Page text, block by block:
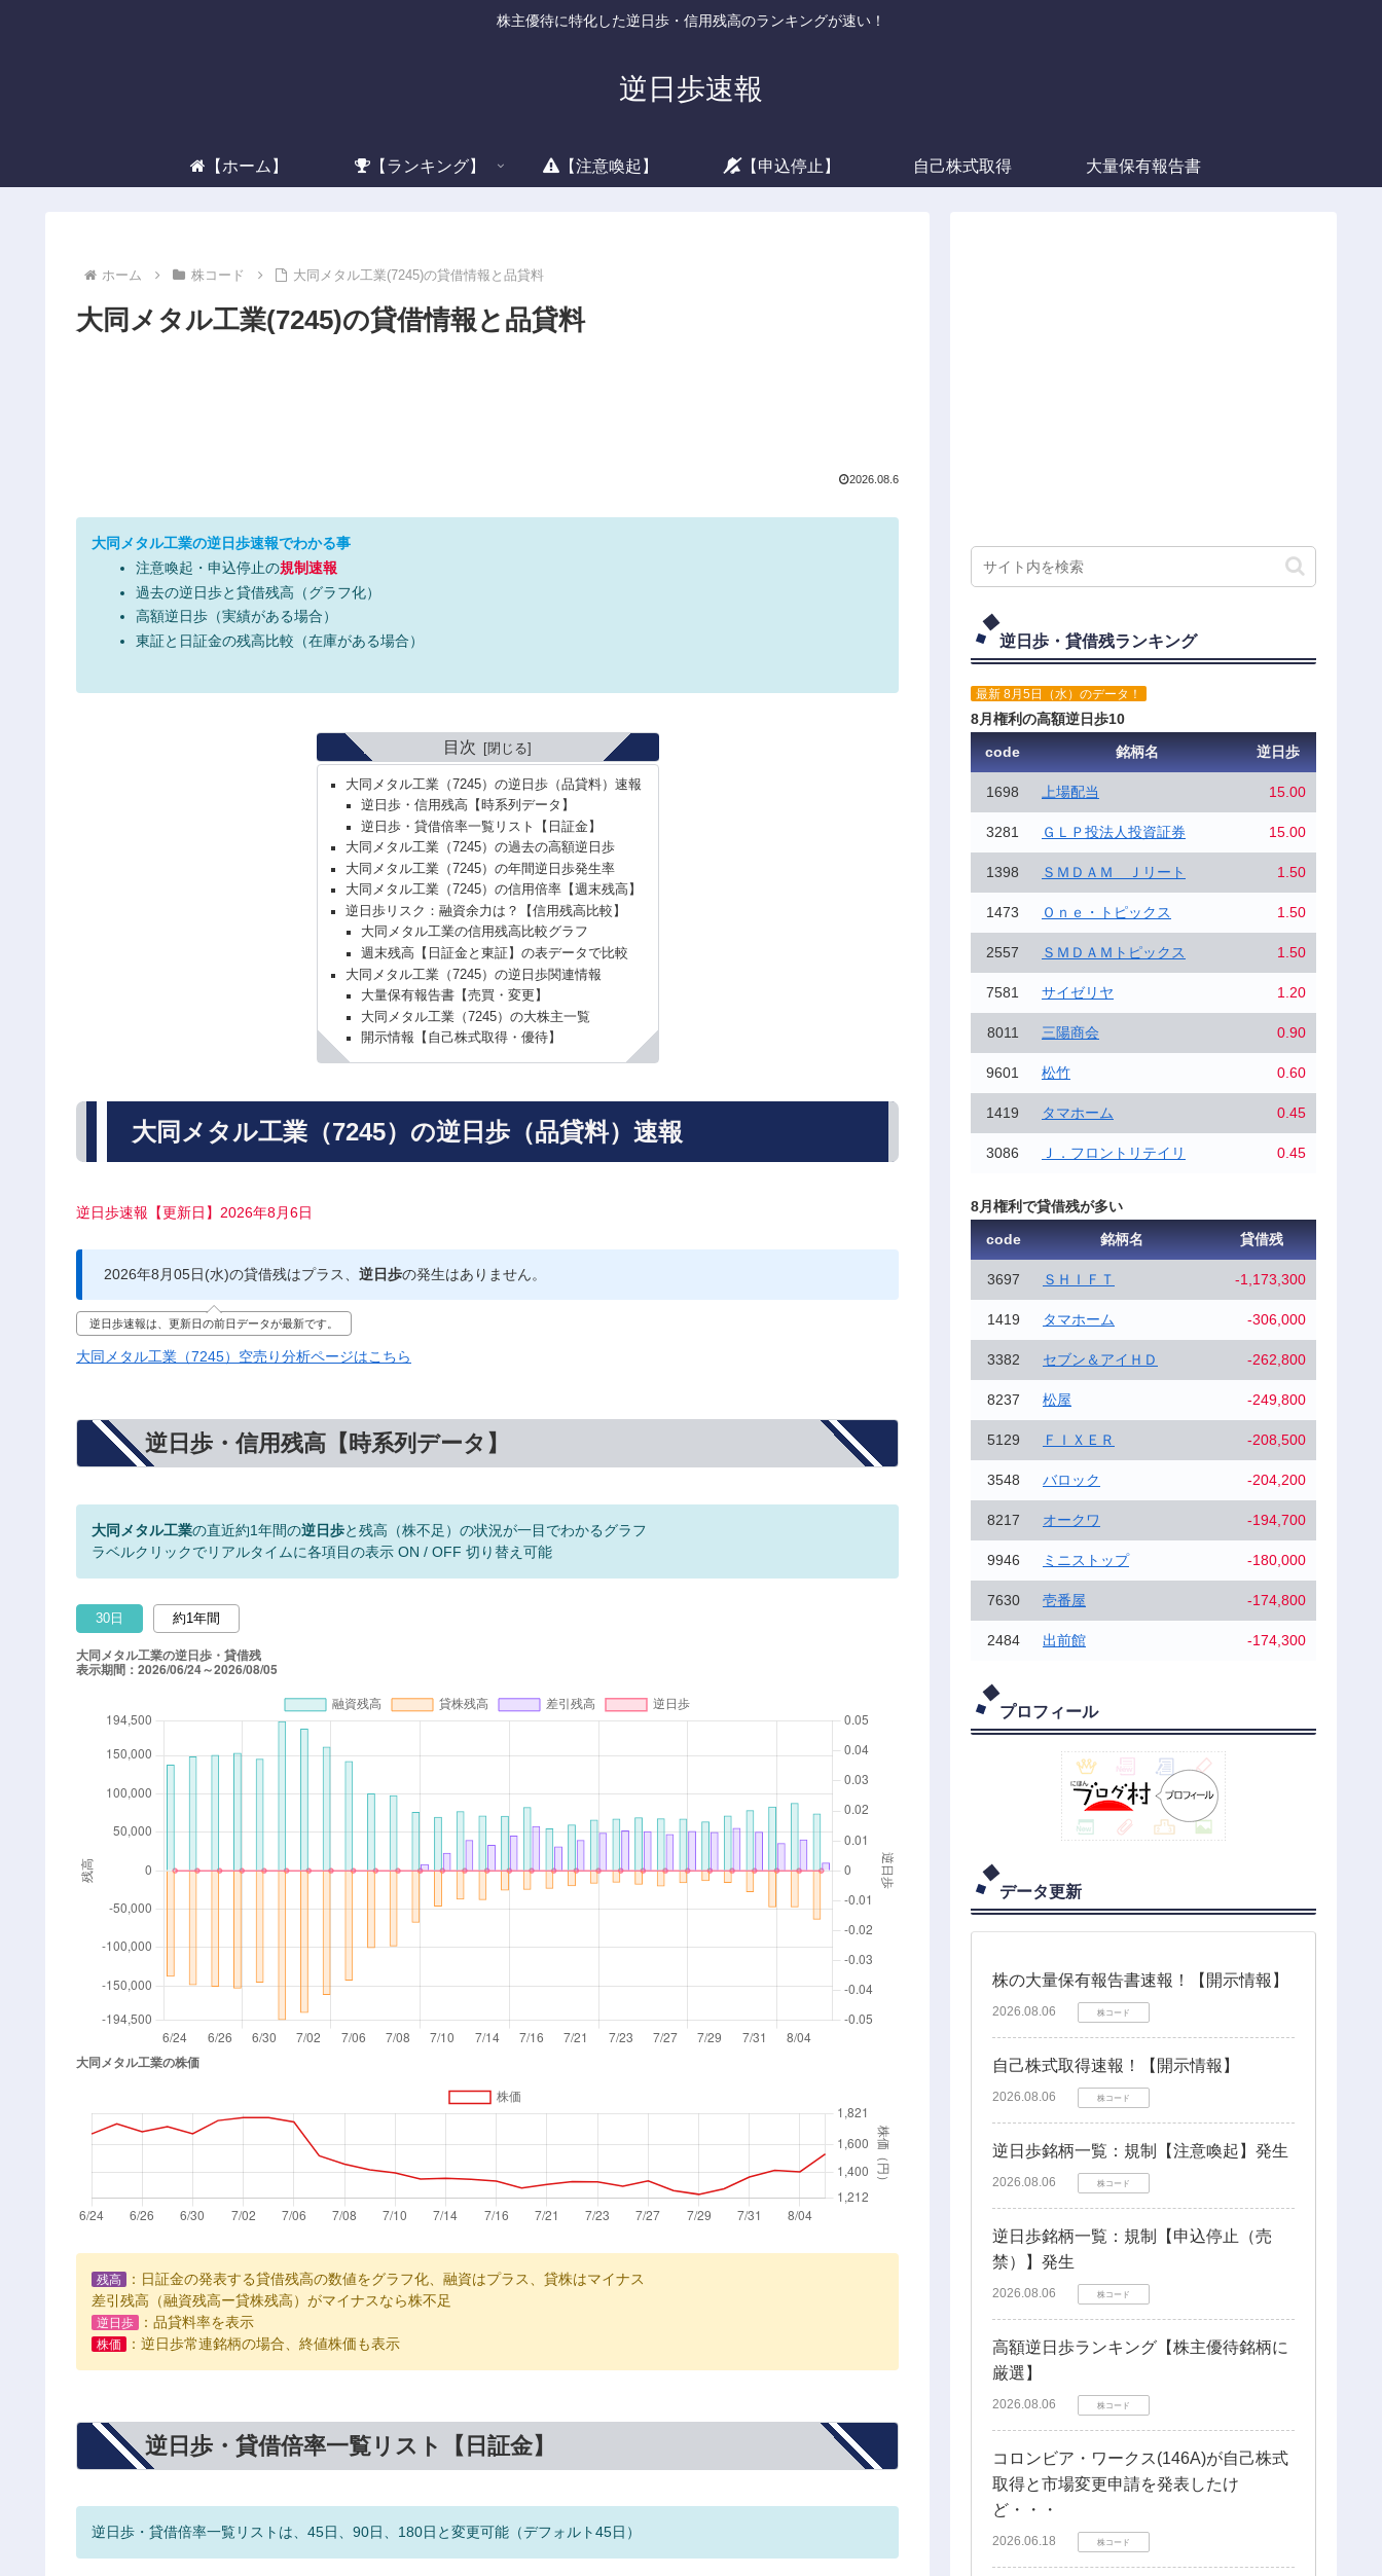
株主優待に特化した逆日歩・信用残高のランキングが速い！
逆日歩速報
【ホーム】 【ランキング】 【注意喚起】 【申込停止】 自己株式取得 大量保有報告書
ホーム 株コード 大同メタル工業(7245)の貸借情報と品貸料
大同メタル工業(7245)の貸借情報と品貸料
2026.08.6
大同メタル工業の逆日歩速報でわかる事
注意喚起・申込停止の規制速報
過去の逆日歩と貸借残高（グラフ化）
高額逆日歩（実績がある場合）
東証と日証金の残高比較（在庫がある場合）
目次
大同メタル工業（7245）の逆日歩（品貸料）速報
逆日歩・信用残高【時系列データ】
逆日歩・貸借倍率一覧リスト【日証金】
大同メタル工業（7245）の過去の高額逆日歩
大同メタル工業（7245）の年間逆日歩発生率
大同メタル工業（7245）の信用倍率【週末残高】
逆日歩リスク：融資余力は？【信用残高比較】
大同メタル工業の信用残高比較グラフ
週末残高【日証金と東証】の表データで比較
大同メタル工業（7245）の逆日歩関連情報
大量保有報告書【売買・変更】
大同メタル工業（7245）の大株主一覧
開示情報【自己株式取得・優待】
大同メタル工業（7245）の逆日歩（品貸料）速報
逆日歩速報【更新日】2026年8月6日
2026年8月05日(水)の貸借残はプラス、 逆日歩の発生はありません。
逆日歩速報は、更新日の前日データが最新です。
大同メタル工業（7245）空売り分析ページはこちら
逆日歩・信用残高【時系列データ】
大同メタル工業の直近約1年間の逆日歩と残高（株不足）の状況が一目でわかるグラフ
ラベルクリックでリアルタイムに各項目の表示 ON / OFF 切り替え可能
30日 約1年間
残高
：日証金の発表する貸借残高の数値をグラフ化、融資はプラス、貸株はマイナス
差引残高（融資残高ー貸株残高）がマイナスなら株不足
逆日歩 ：品貸料率を表示
株価 ：逆日歩常連銘柄の場合、終値株価も表示
逆日歩・貸借倍率一覧リスト【日証金】
逆日歩・貸借倍率一覧リストは、45日、90日、180日と変更可能（デフォルト45日）
逆日歩・貸借残ランキング
最新 8月5日（水）のデータ！
8月権利の高額逆日歩10
code
銘柄名 逆日歩
1698 上場配当 15.00
3281 ＧＬＰ投法人投資証券 15.00
1398 ＳＭＤＡＭ Ｊリート 1.50
1473 Ｏｎｅ・トピックス 1.50
2557 ＳＭＤＡＭトピックス 1.50
7581 サイゼリヤ 1.20
8011 三陽商会 0.90
9601 松竹 0.60
1419 タマホーム 0.45
3086 Ｊ．フロントリテイリ 0.45
8月権利で貸借残が多い
code
銘柄名 貸借残
3697 ＳＨＩＦＴ -1,173,300
1419 タマホーム -306,000
3382 セブン＆アイＨＤ -262,800
8237 松屋 -249,800
5129 ＦＩＸＥＲ -208,500
3548 バロック -204,200
8217 オークワ -194,700
9946 ミニストップ -180,000
7630 壱番屋 -174,800
2484 出前館 -174,300
プロフィール
データ更新
株の大量保有報告書速報！【開示情報】
2026.08.06 株コード
自己株式取得速報！【開示情報】
2026.08.06 株コード
逆日歩銘柄一覧：規制【注意喚起】発生
2026.08.06 株コード
逆日歩銘柄一覧：規制【申込停止（売
禁）】発生
2026.08.06 株コード
高額逆日歩ランキング【株主優待銘柄に
厳選】
2026.08.06 株コード
コロンビア・ワークス(146A)が自己株式
取得と市場変更申請を発表したけ
ど・・・
2026.06.18 株コード